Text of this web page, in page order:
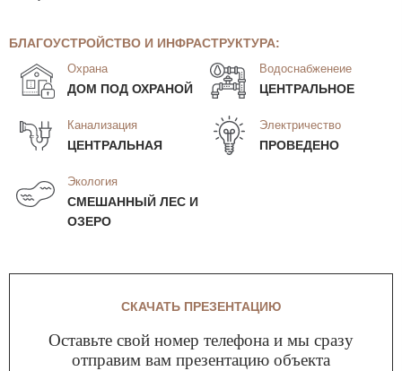
БЛАГОУСТРОЙСТВО И ИНФРАСТРУКТУРА:
Охрана
ДОМ ПОД ОХРАНОЙ
Водоснабженеие
ЦЕНТРАЛЬНОЕ
Канализация
ЦЕНТРАЛЬНАЯ
Электричество
ПРОВЕДЕНО
Экология
СМЕШАННЫЙ ЛЕС И
ОЗЕРО
СКАЧАТЬ ПРЕЗЕНТАЦИЮ
Оставьте свой номер телефона и мы сразу
отправим вам презентацию объекта